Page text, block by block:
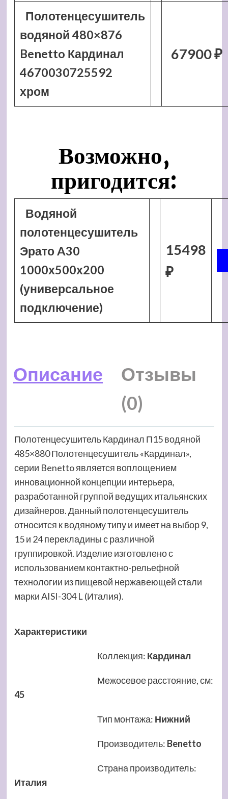
Полотенцесушитель
водяной 480×876
Benetto Кардинал
4670030725592
хром
67900 ₽
Возможно,
пригодится:
Водяной
полотенцесушитель
Эрато A30
1000х500х200
(универсальное
подключение)
15498
₽
Описание
Отзывы
(0)
Полотенцесушитель Кардинал П15 водяной
485×880 Полотенцесушитель «Кардинал»,
серии Benetto является воплощением
инновационной концепции интерьера,
разработанной группой ведущих итальянских
дизайнеров. Данный полотенцесушитель
относится к водяному типу и имеет на выбор 9,
15 и 24 перекладины с различной
группировкой. Изделие изготовлено с
использованием контактно-рельефной
технологии из пищевой нержавеющей стали
марки AISI-304 L (Италия).
Характеристики
Коллекция: Кардинал
Межосевое расстояние, см:
45
Тип монтажа: Нижний
Производитель: Benetto
Страна производитель:
Италия